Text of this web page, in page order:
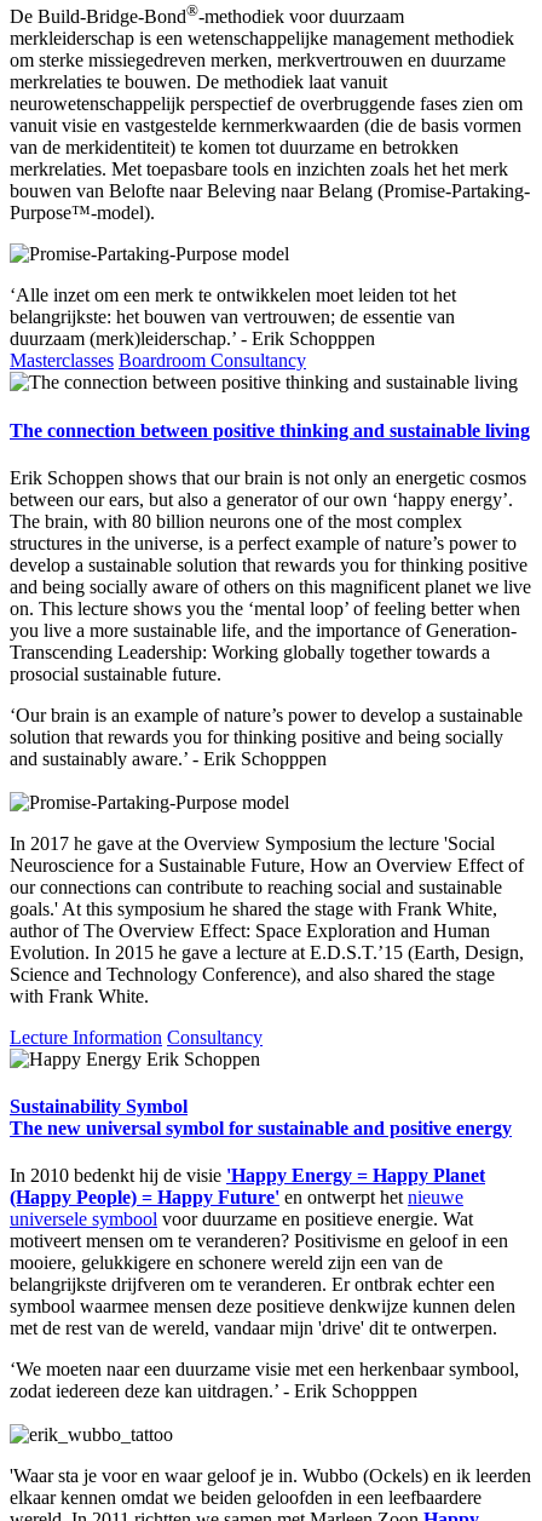
De Build-Bridge-Bond®-methodiek voor duurzaam
merkleiderschap is een wetenschappelijke management methodiek
om sterke missiegedreven merken, merkvertrouwen en duurzame
merkrelaties te bouwen. De methodiek laat vanuit
neurowetenschappelijk perspectief de overbruggende fases zien om
vanuit visie en vastgestelde kernmerkwaarden (die de basis vormen
van de merkidentiteit) te komen tot duurzame en betrokken
merkrelaties. Met toepasbare tools en inzichten zoals het het merk
bouwen van Belofte naar Beleving naar Belang (Promise-Partaking-
Purpose™-model).
‘Alle inzet om een merk te ontwikkelen moet leiden tot het
belangrijkste: het bouwen van vertrouwen; de essentie van
duurzaam (merk)leiderschap.’ - Erik Schopppen
Masterclasses Boardroom Consultancy
The connection between positive thinking and sustainable living
Erik Schoppen shows that our brain is not only an energetic cosmos
between our ears, but also a generator of our own ‘happy energy’.
The brain, with 80 billion neurons one of the most complex
structures in the universe, is a perfect example of nature’s power to
develop a sustainable solution that rewards you for thinking positive
and being socially aware of others on this magnificent planet we live
on. This lecture shows you the ‘mental loop’ of feeling better when
you live a more sustainable life, and the importance of Generation-
Transcending Leadership: Working globally together towards a
prosocial sustainable future.
‘Our brain is an example of nature’s power to develop a sustainable
solution that rewards you for thinking positive and being socially
and sustainably aware.’ - Erik Schopppen
In 2017 he gave at the Overview Symposium the lecture 'Social
Neuroscience for a Sustainable Future, How an Overview Effect of
our connections can contribute to reaching social and sustainable
goals.' At this symposium he shared the stage with Frank White,
author of The Overview Effect: Space Exploration and Human
Evolution. In 2015 he gave a lecture at E.D.S.T.’15 (Earth, Design,
Science and Technology Conference), and also shared the stage
with Frank White.
Lecture Information Consultancy
Sustainability Symbol
The new universal symbol for sustainable and positive energy
In 2010 bedenkt hij de visie 'Happy Energy = Happy Planet
(Happy People) = Happy Future' en ontwerpt hetnieuwe
universele symbool voor duurzame en positieve energie. Wat
motiveert mensen om te veranderen? Positivisme en geloof in een
mooiere, gelukkigere en schonere wereld zijn een van de
belangrijkste drijfveren om te veranderen. Er ontbrak echter een
symbool waarmee mensen deze positieve denkwijze kunnen delen
met de rest van de wereld, vandaar mijn 'drive' dit te ontwerpen.
‘We moeten naar een duurzame visie met een herkenbaar symbool,
zodat iedereen deze kan uitdragen.’ - Erik Schopppen
'Waar sta je voor en waar geloof je in. Wubbo (Ockels) en ik leerden
elkaar kennen omdat we beiden geloofden in een leefbaardere